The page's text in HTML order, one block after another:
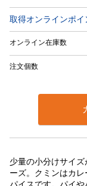
取得オンラインポイ
オンライン在庫数
注文個数
少量の小分けサイ
ーズ。クミンはカ
パイスです。パイや